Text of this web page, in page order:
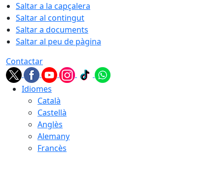
Saltar a la capçalera
Saltar al contingut
Saltar a documents
Saltar al peu de pàgina
Contactar
Idiomes
Català
Castellà
Anglès
Alemany
Francès